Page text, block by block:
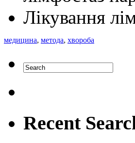
Лікування
медицина, метода, хвороба
Recent